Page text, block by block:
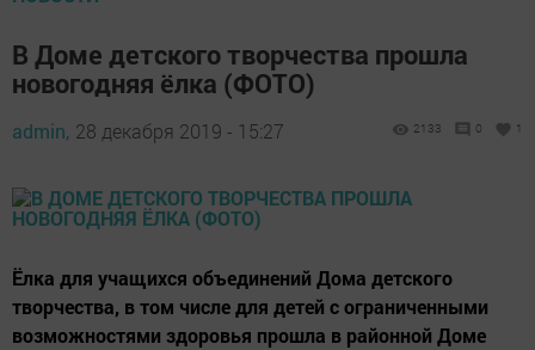
В Доме детского творчества прошла
новогодняя ёлка (ФОТО)
admin, 28 декабря 2019 - 15:27 2133 0 1
Ёлка для учащихся объединений Дома детского
творчества, в том числе для детей с ограниченными
возможностями здоровья прошла в районной Доме